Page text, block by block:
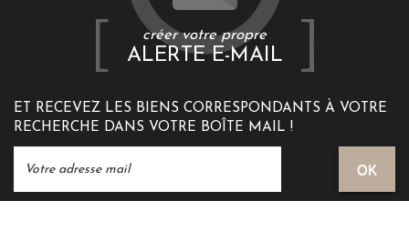
créer votre propre
ALERTE E-MAIL
ET RECEVEZ LES BIENS CORRESPONDANTS À VOTRE
RECHERCHE DANS VOTRE BOÎTE MAIL !
OK